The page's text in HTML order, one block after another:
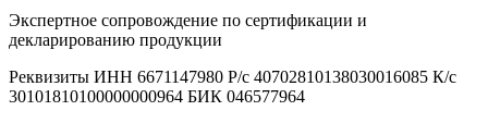
Экспертное сопровождение по сертификации и
декларированию продукции
Реквизиты ИНН 6671147980 Р/с 40702810138030016085 К/с
30101810100000000964 БИК 046577964